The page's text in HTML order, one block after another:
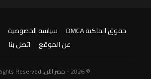
حقوق الملكية DMCA سياسة الخصوصية
عن الموقع
اتصل بنا
© 2026 - مصر الآن. All Rights Reserved